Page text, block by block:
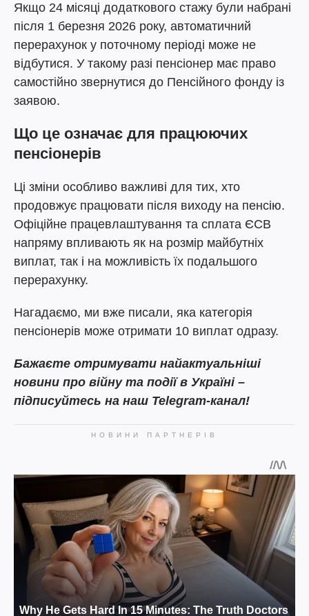
Якщо 24 місяці додаткового стажу були набрані
після 1 березня 2026 року, автоматичний
перерахунок у поточному періоді може не
відбутися. У такому разі пенсіонер має право
самостійно звернутися до Пенсійного фонду із
заявою.
Що це означає для працюючих
пенсіонерів
Ці зміни особливо важливі для тих, хто
продовжує працювати після виходу на пенсію.
Офіційне працевлаштування та сплата ЄСВ
напряму впливають як на розмір майбутніх
виплат, так і на можливість їх подальшого
перерахунку.
Нагадаємо, ми вже писали, яка категорія
пенсіонерів може отримати 10 виплат одразу.
Бажаєте отримувати найактуальніші
новини про війну та події в Україні –
підписуйтесь на наш Telegram-канал!